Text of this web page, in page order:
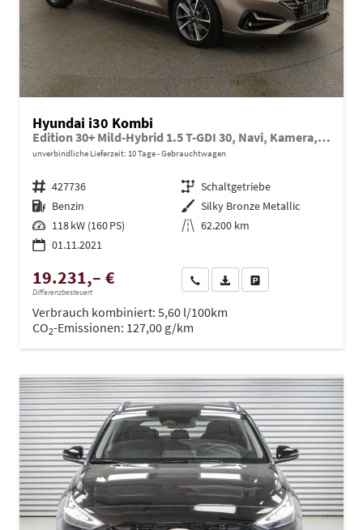
Hyundai i30 Kombi
Edition 30+ Mild-Hybrid 1.5 T-GDI 30, Navi, Kamera, Winter, 16-Zoll
unverbindliche Lieferzeit: 10 Tage Gebrauchtwagen
Fahrzeugnr. 427736 Getriebe Schaltgetriebe
Kraftstoff Benzin Außenfarbe Silky Bronze Metallic
Leistung 118 kW (160 PS) Kilometerstand 62.200 km
01.11.2021
19.231,– €
Differenzbesteuert
Wir rufen Sie anPDF-Datei, Fahrzeugexposé
Verbrauch kombiniert: 5,60 l/100km
CO2-Emissionen: 127,00 g/km